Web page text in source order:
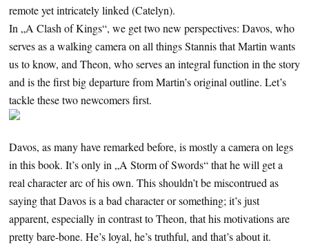
remote yet intricately linked (Catelyn).
In „A Clash of Kings“, we get two new perspectives: Davos, who
serves as a walking camera on all things Stannis that Martin wants
us to know, and Theon, who serves an integral function in the story
and is the first big departure from Martin’s original outline. Let’s
tackle these two newcomers first.
Davos, as many have remarked before, is mostly a camera on legs
in this book. It’s only in „A Storm of Swords“ that he will get a
real character arc of his own. This shouldn’t be miscontrued as
saying that Davos is a bad character or something; it’s just
apparent, especially in contrast to Theon, that his motivations are
pretty bare-bone. He’s loyal, he’s truthful, and that’s about it.